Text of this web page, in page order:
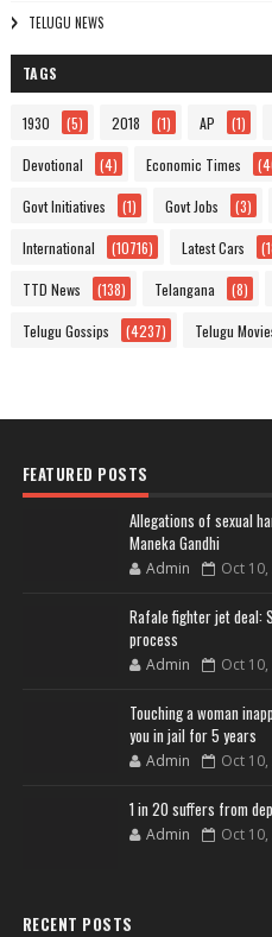
TELUGU NEWS
TAGS
1930 (5) 2018 (1) AP (1)
Devotional (4) Economic Times
Govt Initiatives (1) Govt Jobs (3)
International (10716) Latest Cars
TTD News (138) Telangana (8)
Telugu Gossips (4237) Telugu
FEATURED POSTS
Allegations of sexual
Maneka Gandhi
Admin Oct
Rafale fighter jet deal:
process
Admin Oct
Touching a woman
you in jail for 5 years
Admin Oct
1 in 20 suffers from
Admin Oct
RECENT POSTS